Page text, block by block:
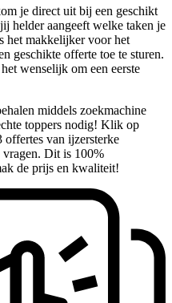
je direct uit bij een geschikt
helder aangeeft welke taken je
het makkelijker voor het
geschikte offerte toe te sturen.
wenselijk om een eerste
middels zoekmachine
toppers nodig! Klik op
offertes van ijzersterke
Dit is 100%
de prijs en kwaliteit!